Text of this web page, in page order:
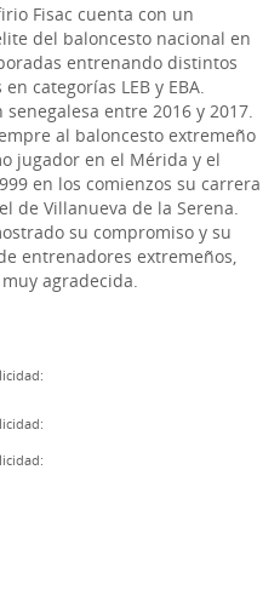
Fisac cuenta con un
del baloncesto nacional en
entrenando distintos
categorías LEB y EBA.
entre 2016 y 2017.
al baloncesto extremeño
jugador en el Mérida y el
en los comienzos su carrera
de Villanueva de la Serena.
su compromiso y su
entrenadores extremeños,
agradecida.